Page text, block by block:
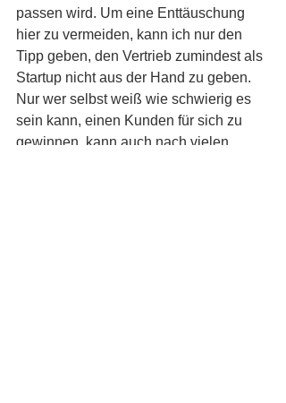
passen wird. Um eine Enttäuschung
hier zu vermeiden, kann ich nur den
Tipp geben, den Vertrieb zumindest als
Startup nicht aus der Hand zu geben.
Nur wer selbst weiß wie schwierig es
sein kann, einen Kunden für sich zu
gewinnen, kann auch nach vielen